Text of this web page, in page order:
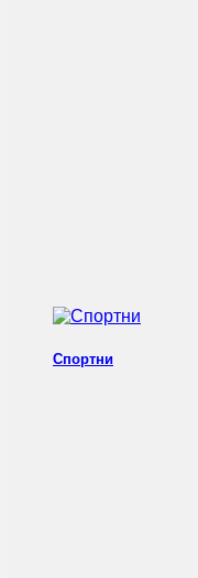
Спортни